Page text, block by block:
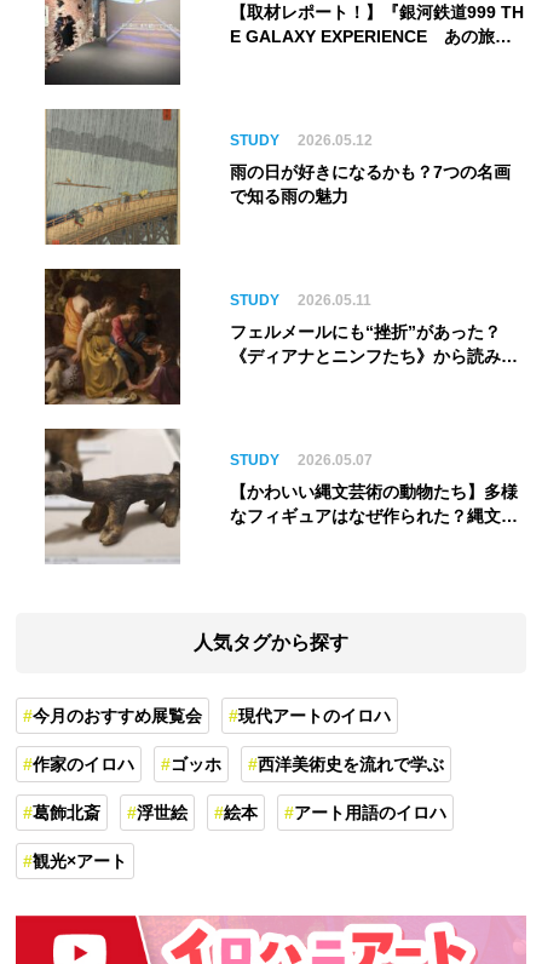
【取材レポート！】『銀河鉄道999 TH
E GALAXY EXPERIENCE あの旅
ム】
STUDY 2026.05.12
雨の日が好きになるかも？7つの名画
で知る雨の魅力
STUDY 2026.05.11
フェルメールにも“挫折”があった？
《ディアナとニンフたち》から読み解
STUDY 2026.05.07
【かわいい縄文芸術の動物たち】多様
なフィギュアはなぜ作られた？縄文人
人気タグから探す
今月のおすすめ展覧会 現代アートのイロハ
作家のイロハ ゴッホ 西洋美術史を流れで学ぶ
葛飾北斎 浮世絵 絵本 アート用語のイロハ
観光×アート